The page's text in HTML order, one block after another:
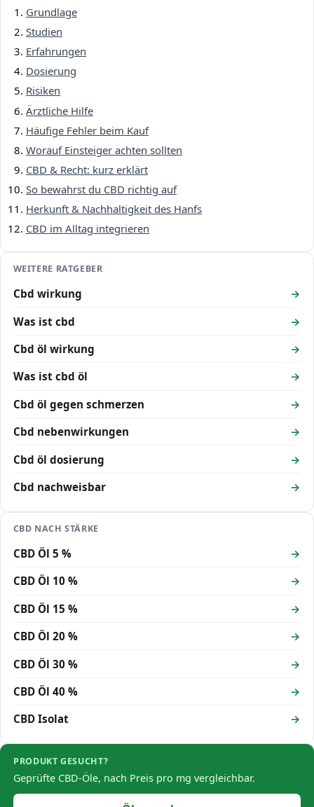
Grundlage
Studien
Erfahrungen
Dosierung
Risiken
Ärztliche Hilfe
Häufige Fehler beim Kauf
Worauf Einsteiger achten sollten
CBD & Recht: kurz erklärt
So bewahrst du CBD richtig auf
Herkunft & Nachhaltigkeit des Hanfs
CBD im Alltag integrieren
WEITERE RATGEBER
Cbd wirkung
Was ist cbd
Cbd öl wirkung
Was ist cbd öl
Cbd öl gegen schmerzen
Cbd nebenwirkungen
Cbd öl dosierung
Cbd nachweisbar
CBD NACH STÄRKE
CBD Öl 5 %
CBD Öl 10 %
CBD Öl 15 %
CBD Öl 20 %
CBD Öl 30 %
CBD Öl 40 %
CBD Isolat
PRODUKT GESUCHT?
Geprüfte CBD-Öle, nach Preis pro mg vergleichbar.